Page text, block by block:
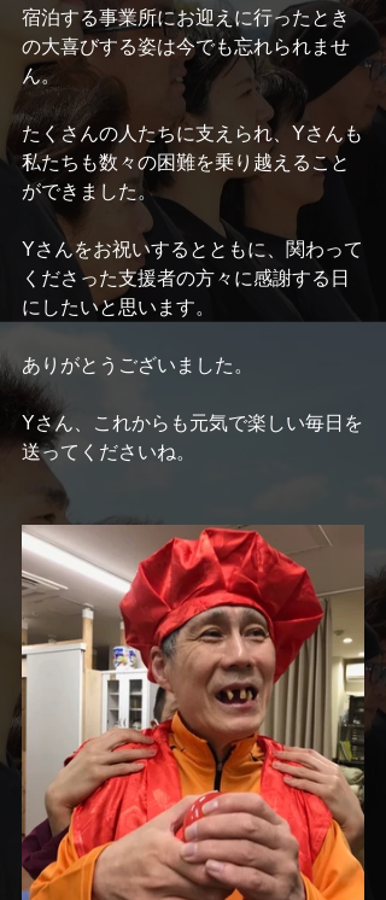
宿泊する事業所にお迎えに行ったとき
の大喜びする姿は今でも忘れられませ
ん。
たくさんの人たちに支えられ、Yさんも
私たちも数々の困難を乗り越えること
ができました。
Yさんをお祝いするとともに、関わって
くださった支援者の方々に感謝する日
にしたいと思います。
ありがとうございました。
Yさん、これからも元気で楽しい毎日を
送ってくださいね。